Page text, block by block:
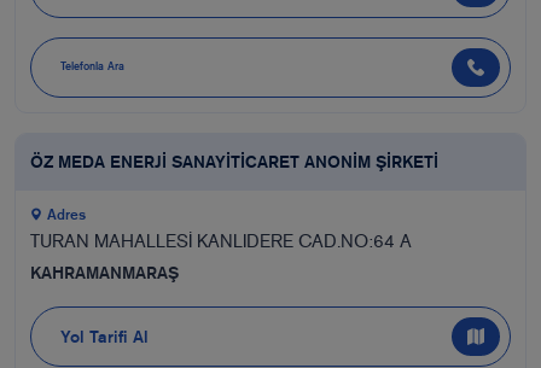
Telefonla Ara
ÖZ MEDA ENERJİ SANAYİTİCARET ANONİM ŞİRKETİ
Adres
TURAN MAHALLESİ KANLIDERE CAD.NO:64 A
KAHRAMANMARAŞ
Yol Tarifi Al